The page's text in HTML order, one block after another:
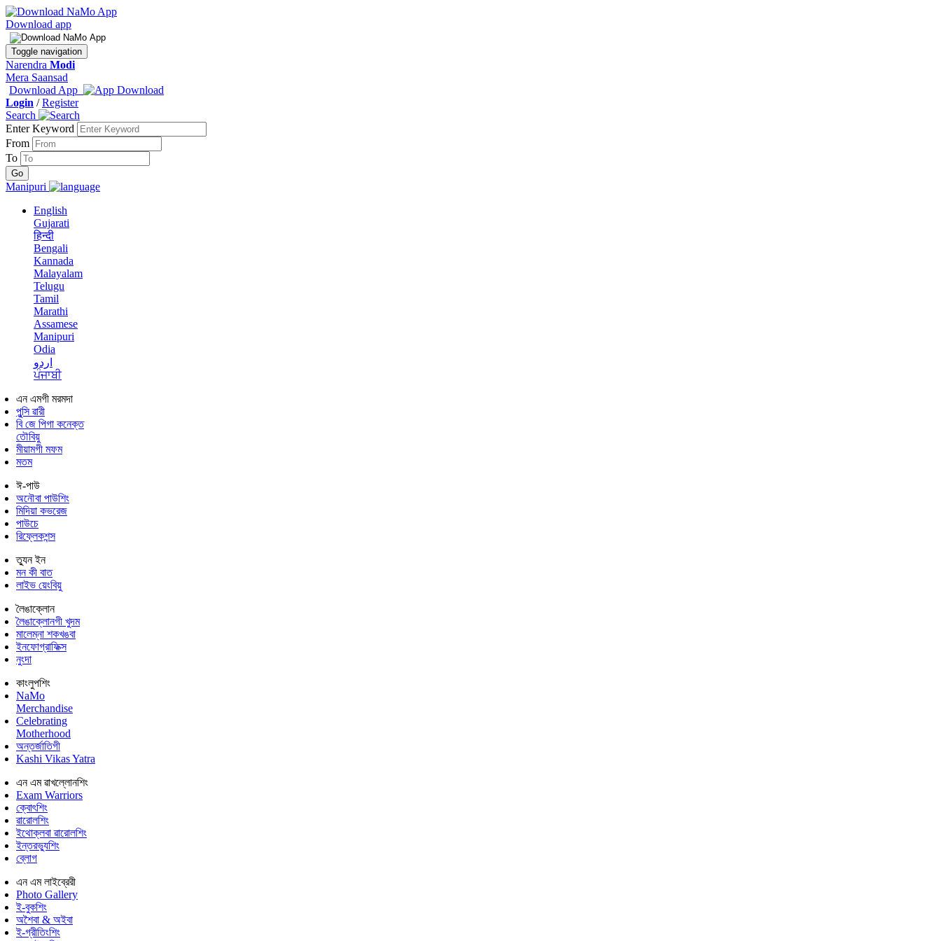
Download app
Toggle navigation
Narendra Modi
Mera Saansad
Download App
Login /Register
Search
Enter Keyword
From
To
Manipuri
English
Gujarati
हिन्दी
Bengali
Kannada
Malayalam
Telugu
Tamil
Marathi
Assamese
Manipuri
Odia
اردو
ਪੰਜਾਬੀ
এন এমগী মরমদা
পুন্সি ৱারী
বি জে পিগা কনেক্ত
তৌবিয়ু
মীয়ামগী মফম
মতম
ঈ-পাউ
অনৌবা পাউশিং
মিদিয়া কভরেজ
পাউচে
রিফ্লেকশন্স
ত্যুন ইন
মন কী বাত
লাইভ য়েংবিয়ু
লৈঙাক্লোন
লৈঙাক্লোনগী খুদম
মালেম্না শকখঙবা
ইনফোগ্রাফিক্স
নুংদা
কাংলুপশিং
NaMo
Merchandise
Celebrating
Motherhood
অন্তর্জাতিগী
Kashi Vikas Yatra
এন এম ৱাখল্লোনশিং
Exam Warriors
ক্বোৎশিং
ৱারোলশিং
ইথোক্লবা ৱারোলশিং
ইন্তরভ্যুশিং
ব্লোগ
এন এম লাইব্রেরী
Photo Gallery
ই-বুকশিং
অশৈবা & অইবা
ই-গ্রীতিংশিং